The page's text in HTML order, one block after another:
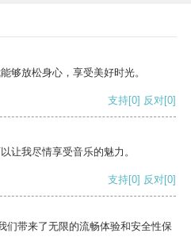
够放松身心，享受美好时光。
支持[0] 反对[0]
让我尽情享受音乐的魅力。
支持[0] 反对[0]
们带来了无限的流畅体验和安全性保